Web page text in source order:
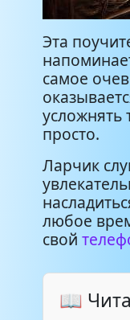
Эта
самое
усложнять
просто.
Ларчик
любое
свой
📖